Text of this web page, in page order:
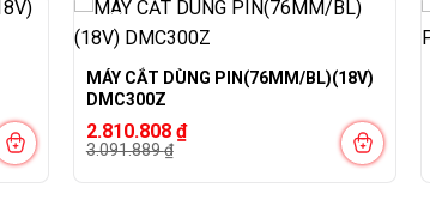
-9%
MÁY CẮT DÙNG PIN(76MM/BL)(18V)
DMC300Z
3.091.889₫
Giá
gốc
2.810.808 ₫
Giá
hiện